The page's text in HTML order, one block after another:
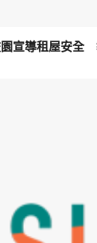
宣導租屋安全